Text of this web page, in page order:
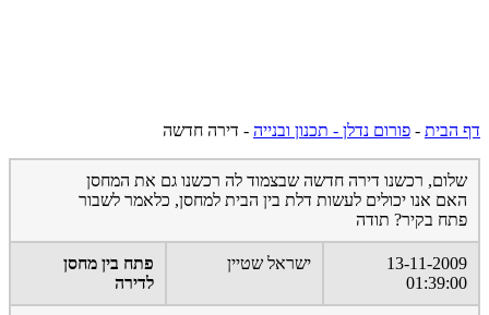
דף הבית - פורום נדלן - תכנון ובנייה - דירה חדשה
שלום, רכשנו דירה חדשה שבצמוד לה רכשנו גם את המחסן
האם אנו יכולים לעשות דלת בין הבית למחסן, כלאמר לשבור
פתח בקיר? תודה
13-11-2009
01:39:00
ישראל שטיין
פתח בין מחסן
לדירה